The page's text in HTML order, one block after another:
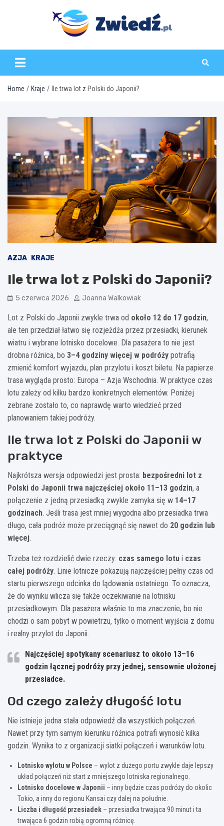
zwiedz.pl
Home Kraje Ile trwa lot z Polski do Japonii?
AZJA KRAJE
Ile trwa lot z Polski do Japonii?
5 czerwca 2026 Joanna Walkowiak
Lot z Polski do Japonii zwykle trwa od około 12 do 17 godzin,
ale ten przedział łatwo się rozjeżdża przez przesiadki, kierunek
wiatru i wybrane lotnisko docelowe. Dla pasażera to nie jest
drobna różnica, bo 3–4 godziny więcej w podróży potrafią
zmienić komfort wyjazdu, plan przylotu i koszt biletu. Na papierze
trasa wygląda prosto: Europa – Azja Wschodnia. W praktyce czas
lotu zależy od kilku bardzo konkretnych elementów. Poniżej
zebrane zostało to, co naprawdę warto wiedzieć przed
planowaniem takiej podróży.
Ile trwa lot z Polski do Japonii w
praktyce
Najkrótsza wersja odpowiedzi jest prosta: bezpośredni lot z
Polski do Japonii trwa najczęściej około 11–13 godzin, a
połączenie z jedną przesiadką zwykle zamyka się w 14–17
godzinach. Jeśli trasa jest mniej wygodna albo przesiadka trwa
długo, cała podróż może przeciągnąć się nawet do 20 godzin lub
więcej.
Trzeba też rozdzielić dwie rzeczy: czas samego lotu i czas
całej podróży. Linie lotnicze pokazują najczęściej pełny czas od
startu pierwszego odcinka do lądowania ostatniego. To oznacza,
że do wyniku wlicza się także oczekiwanie na lotnisku
przesiadkowym. Dla pasażera właśnie to ma znaczenie, bo nie
chodzi o sam pobyt w powietrzu, tylko o moment wyjścia z domu
i realny przylot do Japonii.
Najczęściej spotykany scenariusz to około 13–16
godzin łącznej podróży przy jednej, sensownie ułożonej
przesiadce.
Od czego zależy długość lotu
Nie istnieje jedna stała odpowiedź dla wszystkich połączeń.
Nawet przy tym samym kierunku różnica potrafi wynosić kilka
godzin. Wynika to z organizacji siatki połączeń i warunków lotu.
Lotnisko wylotu w Polsce – wylot z dużego portu zwykle daje lepszy
układ połączeń niż start z mniejszego lotniska regionalnego.
Lotnisko docelowe w Japonii – inny będzie czas podróży do okolic
Tokio, a inny do regionu Kansai czy dalej na południe.
Liczba i długość przesiadek – przesiadka trwająca 90 minut i ta
trwająca 6 godzin robią ogromną różnicę.